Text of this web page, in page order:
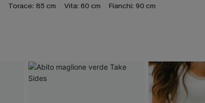
Torace: 85 cm Vita: 60 cm Fianchi: 90 cm